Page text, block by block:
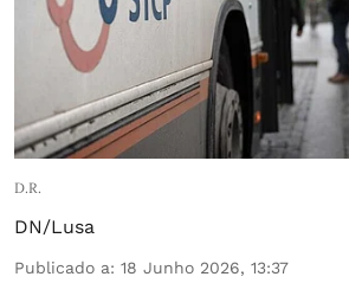
D.R.
DN/Lusa
Publicado a: 18 Junho 2026, 13:37